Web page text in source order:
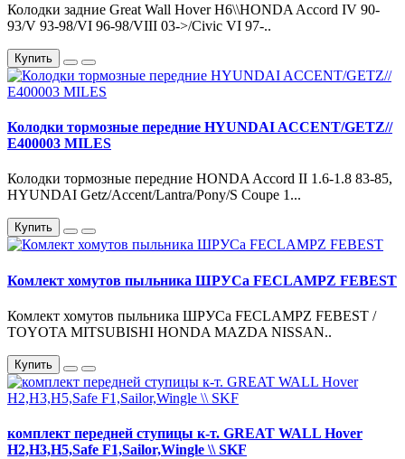
Колодки задние Great Wall Hover H6\\HONDA Accord IV 90-
93/V 93-98/VI 96-98/VIII 03->/Civic VI 97-..
Купить
Колодки тормозные передние HYUNDAI ACCENT/GETZ//
E400003 MILES
Колодки тормозные передние HONDA Accord II 1.6-1.8 83-85,
HYUNDAI Getz/Accent/Lantra/Pony/S Coupe 1...
Купить
Комлект хомутов пыльника ШРУСа FECLAMPZ FEBEST
Комлект хомутов пыльника ШРУСа FECLAMPZ FEBEST /
TOYOTA MITSUBISHI HONDA MAZDA NISSAN..
Купить
комплект передней ступицы к-т. GREAT WALL Hover
H2,H3,H5,Safe F1,Sailor,Wingle \\ SKF